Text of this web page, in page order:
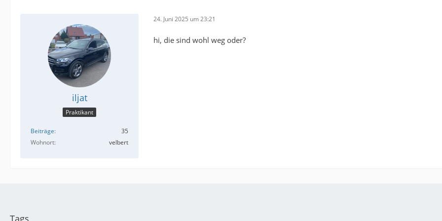
iljat
Praktikant
Beiträge
35
Wohnort
velbert
24. Juni 2025 um 23:21
hi, die sind wohl weg oder?